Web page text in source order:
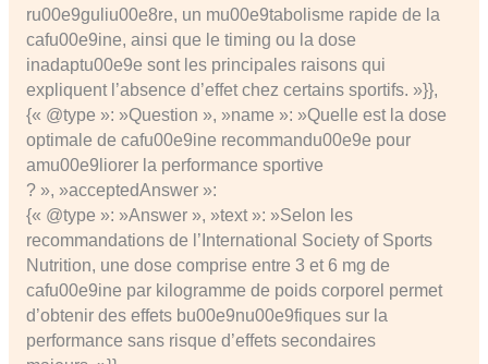
ru00e9guliu00e8re, un mu00e9tabolisme rapide de la
cafu00e9ine, ainsi que le timing ou la dose
inadaptu00e9e sont les principales raisons qui
expliquent l’absence d’effet chez certains sportifs. »}},
{« @type »: »Question », »name »: »Quelle est la dose
optimale de cafu00e9ine recommandu00e9e pour
amu00e9liorer la performance sportive
? », »acceptedAnswer »:
{« @type »: »Answer », »text »: »Selon les
recommandations de l’International Society of Sports
Nutrition, une dose comprise entre 3 et 6 mg de
cafu00e9ine par kilogramme de poids corporel permet
d’obtenir des effets bu00e9nu00e9fiques sur la
performance sans risque d’effets secondaires